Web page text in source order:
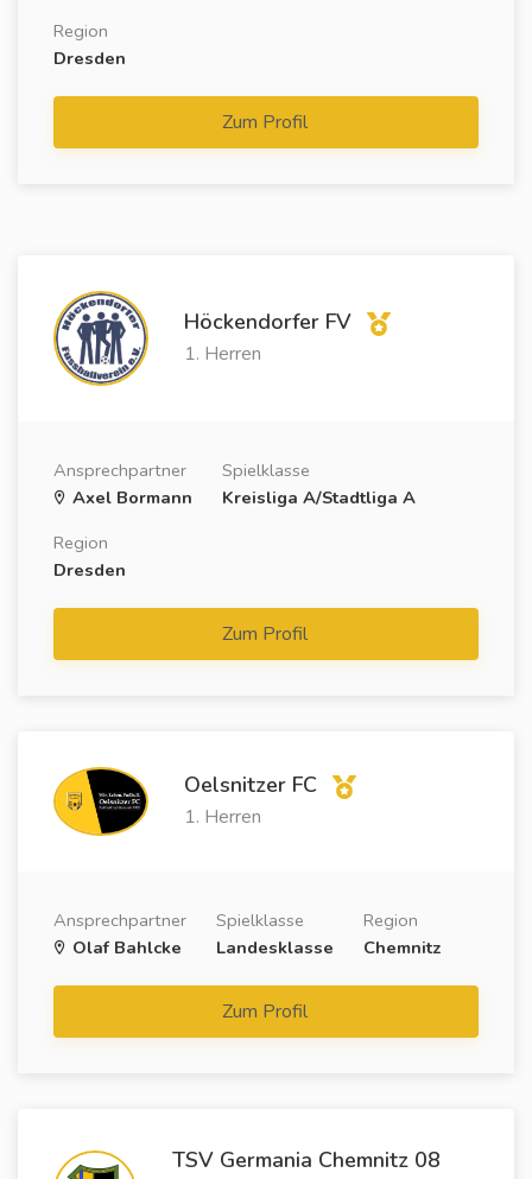
Region
Dresden
Zum Profil
Höckendorfer FV
1. Herren
Ansprechpartner
Axel Bormann
Spielklasse
Kreisliga A/Stadtliga A
Region
Dresden
Zum Profil
Oelsnitzer FC
1. Herren
Ansprechpartner
Olaf Bahlcke
Spielklasse
Landesklasse
Region
Chemnitz
Zum Profil
TSV Germania Chemnitz 08